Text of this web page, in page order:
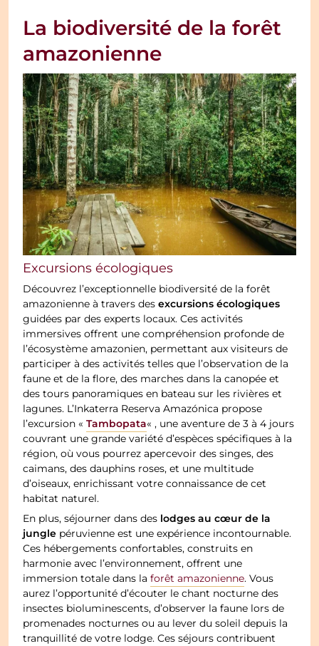
La biodiversité de la forêt
amazonienne
Excursions écologiques
Découvrez l’exceptionnelle biodiversité de la forêt
amazonienne à travers desexcursions écologiques
guidées par des experts locaux. Ces activités
immersives offrent une compréhension profonde de
l’écosystème amazonien, permettant aux visiteurs de
participer à des activités telles que l’observation de la
faune et de la flore, des marches dans la canopée et
des tours panoramiques en bateau sur les rivières et
lagunes. L’Inkaterra Reserva Amazónica propose
l’excursion «Tambopata« , une aventure de 3 à 4 jours
couvrant une grande variété d’espèces spécifiques à la
région, où vous pourrez apercevoir des singes, des
caimans, des dauphins roses, et une multitude
d’oiseaux, enrichissant votre connaissance de cet
habitat naturel.
En plus, séjourner dans des lodges au cœur de la
jungle péruvienne est une expérience incontournable.
Ces hébergements confortables, construits en
harmonie avec l’environnement, offrent une
immersion totale dans laforêt amazonienne. Vous
aurez l’opportunité d’écouter le chant nocturne des
insectes bioluminescents, d’observer la faune lors de
promenades nocturnes ou au lever du soleil depuis la
tranquillité de votre lodge. Ces séjours contribuent